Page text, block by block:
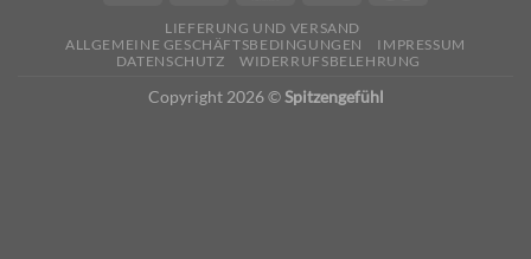
LIEFERUNG UND VERSAND
ALLGEMEINE GESCHÄFTSBEDINGUNGEN
IMPRESSUM
DATENSCHUTZ
WIDERRUFSBELEHRUNG
Copyright 2026 ©Spitzengefühl